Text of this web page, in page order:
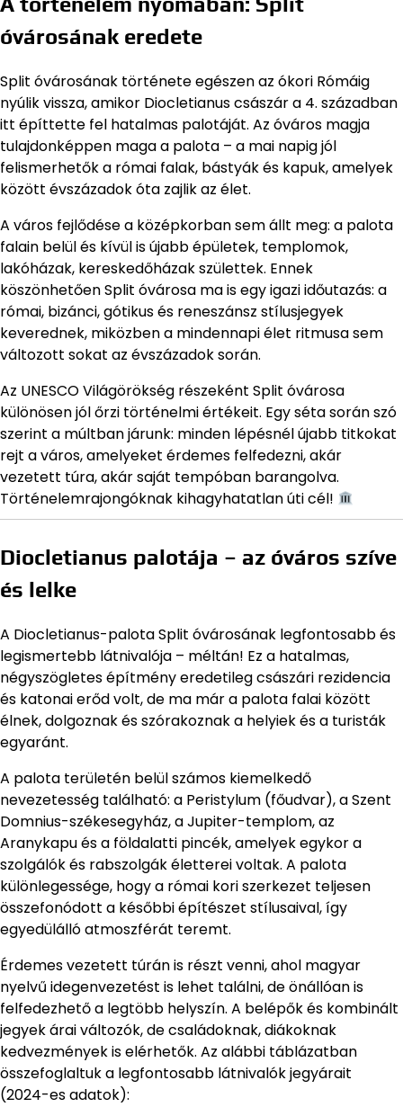
óvárosának eredete
Split óvárosának története egészen az ókori Rómáig
nyúlik vissza, amikor Diocletianus császár a 4. században
itt építtette fel hatalmas palotáját. Az óváros magja
tulajdonképpen maga a palota – a mai napig jól
felismerhetők a római falak, bástyák és kapuk, amelyek
között évszázadok óta zajlik az élet.
A város fejlődése a középkorban sem állt meg: a palota
falain belül és kívül is újabb épületek, templomok,
lakóházak, kereskedőházak születtek. Ennek
köszönhetően Split óvárosa ma is egy igazi időutazás: a
római, bizánci, gótikus és reneszánsz stílusjegyek
keverednek, miközben a mindennapi élet ritmusa sem
változott sokat az évszázadok során.
Az UNESCO Világörökség részeként Split óvárosa
különösen jól őrzi történelmi értékeit. Egy séta során szó
szerint a múltban járunk: minden lépésnél újabb titkokat
rejt a város, amelyeket érdemes felfedezni, akár
vezetett túra, akár saját tempóban barangolva.
Történelemrajongóknak kihagyhatatlan úti cél!
Diocletianus palotája – az óváros szíve
és lelke
A Diocletianus-palota Split óvárosának legfontosabb és
legismertebb látnivalója – méltán! Ez a hatalmas,
négyszögletes építmény eredetileg császári rezidencia
és katonai erőd volt, de ma már a palota falai között
élnek, dolgoznak és szórakoznak a helyiek és a turisták
egyaránt.
A palota területén belül számos kiemelkedő
nevezetesség található: a Peristylum (főudvar), a Szent
Domnius-székesegyház, a Jupiter-templom, az
Aranykapu és a földalatti pincék, amelyek egykor a
szolgálók és rabszolgák életterei voltak. A palota
különlegessége, hogy a római kori szerkezet teljesen
összefonódott a későbbi építészet stílusaival, így
egyedülálló atmoszférát teremt.
Érdemes vezetett túrán is részt venni, ahol magyar
nyelvű idegenvezetést is lehet találni, de önállóan is
felfedezhető a legtöbb helyszín. A belépők és kombinált
jegyek árai változók, de családoknak, diákoknak
kedvezmények is elérhetők. Az alábbi táblázatban
összefoglaltuk a legfontosabb látnivalók jegyárait
(2024-es adatok):